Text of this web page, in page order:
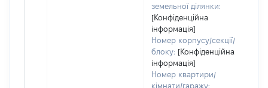
земельної ділянки:
[Конфіденційна
інформація]
Номер корпусу/секції/
блоку: [Конфіденційна
інформація]
Номер квартири/
кімнати/гаражу: